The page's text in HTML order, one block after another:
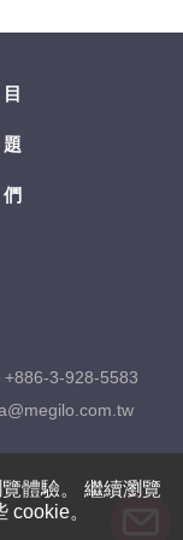
體驗。 繼續瀏覽
cookie。
+886-3-928-5583